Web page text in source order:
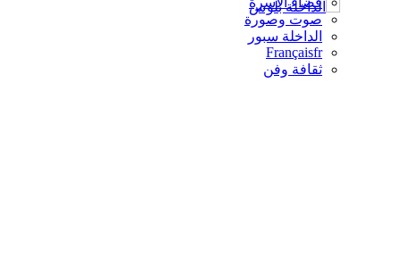
صوت وصورة
الداخلة سبور
Françaisfr
ثقافة وفن